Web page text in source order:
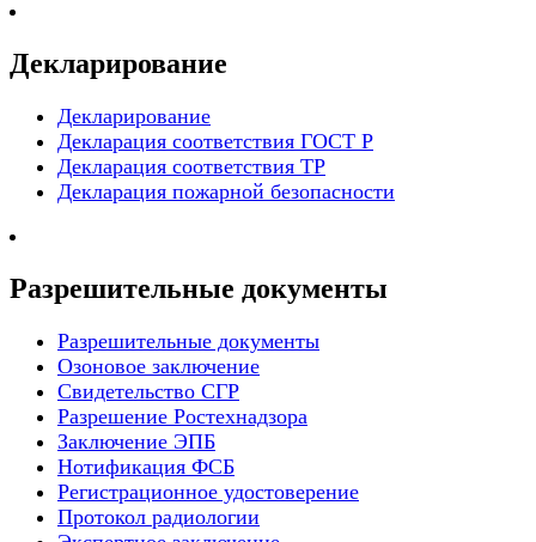
Декларирование
Декларирование
Декларация соответствия ГОСТ Р
Декларация соответствия ТР
Декларация пожарной безопасности
Разрешительные документы
Разрешительные документы
Озоновое заключение
Свидетельство СГР
Разрешение Ростехнадзора
Заключение ЭПБ
Нотификация ФСБ
Регистрационное удостоверение
Протокол радиологии